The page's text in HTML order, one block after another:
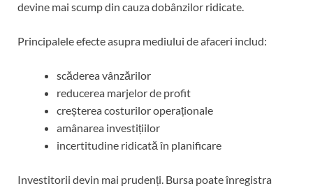
devine mai scump din cauza dobânzilor ridicate.
Principalele efecte asupra mediului de afaceri includ:
scăderea vânzărilor
reducerea marjelor de profit
creșterea costurilor operaționale
amânarea investițiilor
incertitudine ridicată în planificare
Investitorii devin mai prudenți. Bursa poate înregistra